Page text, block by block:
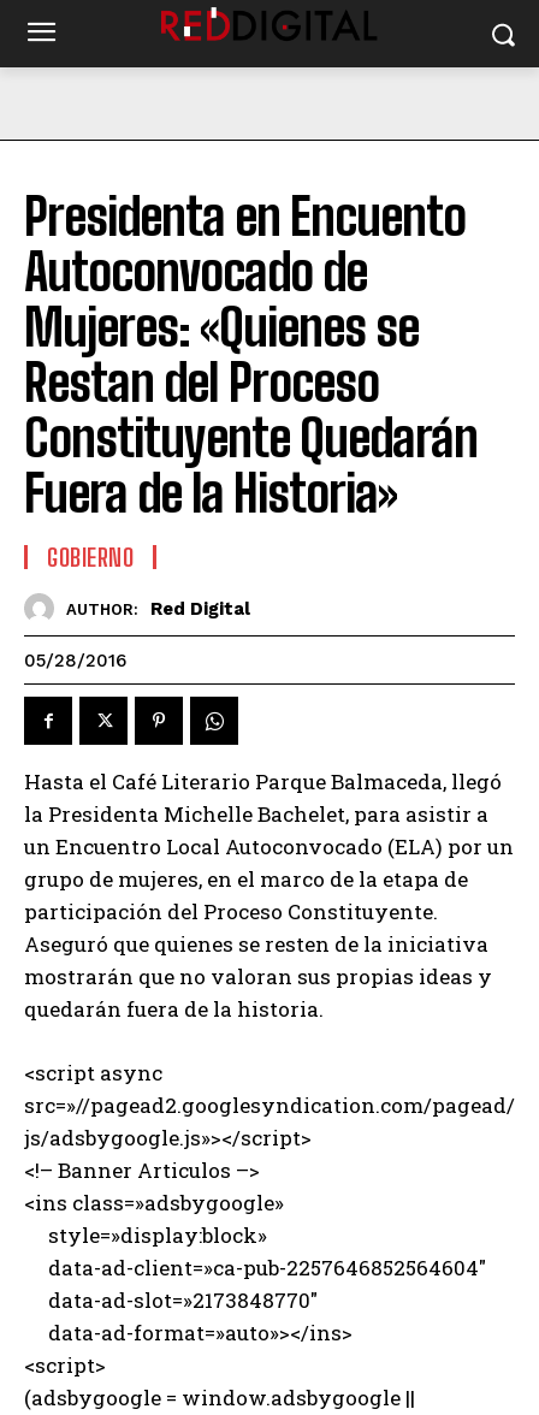
Presidenta en Encuento
Autoconvocado de
Mujeres: «Quienes se
Restan del Proceso
Constituyente Quedarán
Fuera de la Historia»
GOBIERNO
AUTHOR: Red Digital
05/28/2016
Hasta el Café Literario Parque Balmaceda, llegó
la Presidenta Michelle Bachelet, para asistir a
un Encuentro Local Autoconvocado (ELA) por un
grupo de mujeres, en el marco de la etapa de
participación del Proceso Constituyente.
Aseguró que quienes se resten de la iniciativa
mostrarán que no valoran sus propias ideas y
quedarán fuera de la historia.
<script async
src=»//pagead2.googlesyndication.com/pagead/
js/adsbygoogle.js»></script>
<!– Banner Articulos –>
<ins class=»adsbygoogle»
style=»display:block»
data-ad-client=»ca-pub-2257646852564604″
data-ad-slot=»2173848770″
data-ad-format=»auto»></ins>
<script>
(adsbygoogle = window.adsbygoogle ||